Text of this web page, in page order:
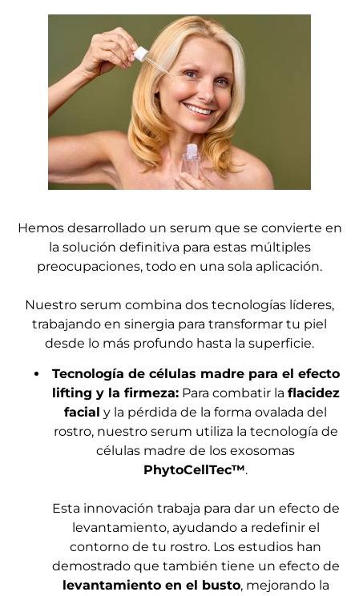
Hemos desarrollado un serum que se convierte en
la solución definitiva para estas múltiples
preocupaciones, todo en una sola aplicación.
Nuestro serum combina dos tecnologías líderes,
trabajando en sinergia para transformar tu piel
desde lo más profundo hasta la superficie.
Tecnología de células madre para el efecto
lifting y la firmeza:Para combatir la flacidez
facial y la pérdida de la forma ovalada del
rostro, nuestro serum utiliza la tecnología de
células madre de los exosomas
PhytoCellTec™.
Esta innovación trabaja para dar un efecto de
levantamiento, ayudando a redefinir el
contorno de tu rostro. Los estudios han
demostrado que también tiene un efecto de
levantamiento en el busto, mejorando la